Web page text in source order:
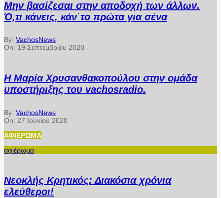
Μην βασίζεσαι στην αποδοχή των άλλων.
Ό,τι κάνεις, κάν΄το πρώτα για σένα
By: VachosNews
On: 19 Σεπτεμβρίου 2020
Η Μαρία Χρυσανθακοπούλου στην ομάδα
υποστήριξης του vachosradio.
By: VachosNews
On: 27 Ιουνίου 2020
ΑΦΙΈΡΩΜΑ
αφιέρωμα
Νεοκλής Κρητικός: Διακόσια χρόνια
ελεύθεροι!